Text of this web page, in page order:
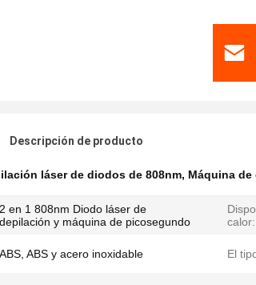
Descripción de producto
láser de diodos de 808nm, Máquina
2 en 1 808nm Diodo láser de
depilación y máquina de picosegundo
calor:
ABS, ABS y acero inoxidable El